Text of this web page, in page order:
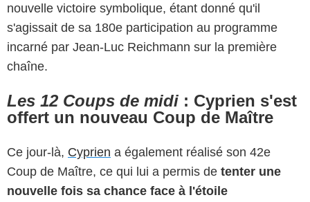
nouvelle victoire symbolique, étant donné qu'il
s'agissait de sa 180e participation au programme
incarné par Jean-Luc Reichmann sur la première
chaîne.
Les 12 Coups de midi : Cyprien s'est
offert un nouveau Coup de Maître
Ce jour-là, Cyprien a également réalisé son 42e
Coup de Maître, ce qui lui a permis de tenter une
nouvelle fois sa chance face à l'étoile